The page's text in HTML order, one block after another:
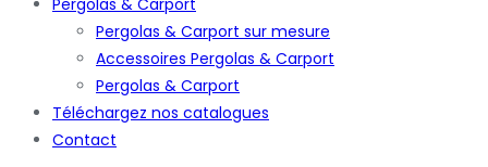
Pergolas & Carport
Pergolas & Carport sur mesure
Accessoires Pergolas & Carport
Pergolas & Carport
Téléchargez nos catalogues
Contact